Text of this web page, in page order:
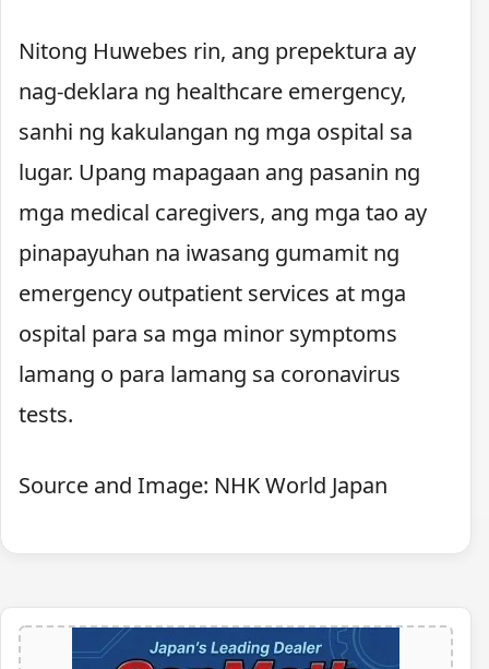
Nitong Huwebes rin, ang prepektura ay
nag-deklara ng healthcare emergency,
sanhi ng kakulangan ng mga ospital sa
lugar. Upang mapagaan ang pasanin ng
mga medical caregivers, ang mga tao ay
pinapayuhan na iwasang gumamit ng
emergency outpatient services at mga
ospital para sa mga minor symptoms
lamang o para lamang sa coronavirus
tests.
Source and Image: NHK World Japan